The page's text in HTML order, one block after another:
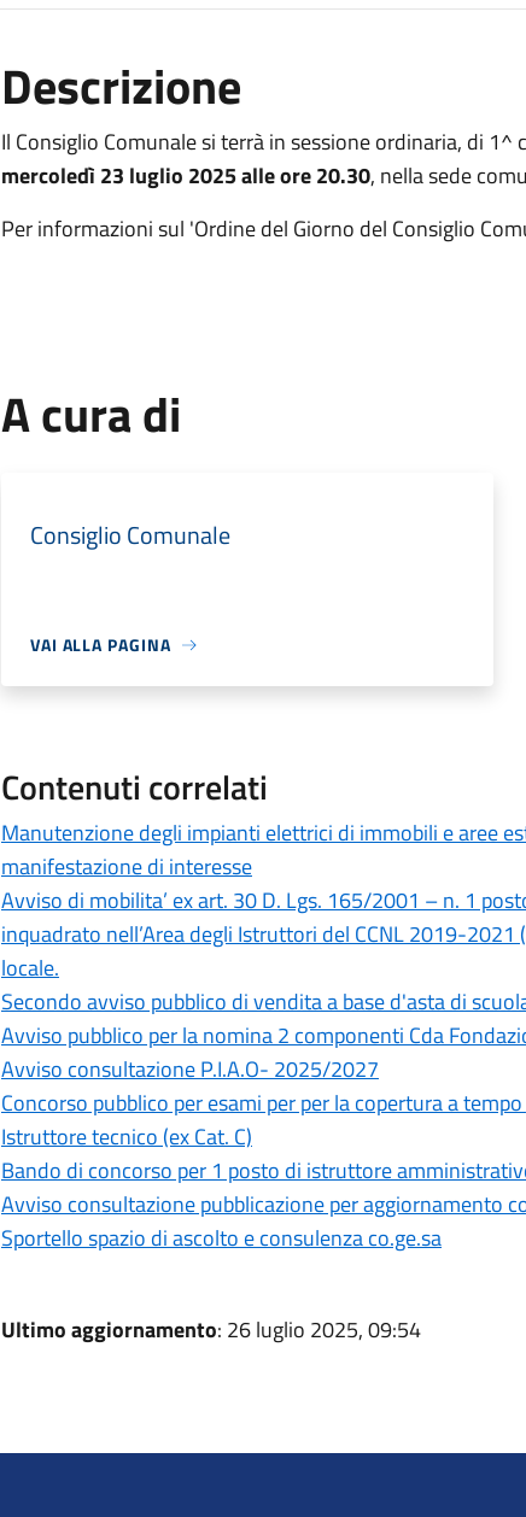
Descrizione
Il Consiglio Comunale si terrà in sessione ordinaria, di 1^
mercoledì 23 luglio 2025 alle ore 20.30, nella sede
Per informazioni sul 'Ordine del Giorno del Consiglio
A cura di
Consiglio Comunale
VAI ALLA PAGINA
Contenuti correlati
Manutenzione degli impianti elettrici di immobili e aree
manifestazione di interesse
Avviso di mobilita’ ex art. 30 D. Lgs. 165/2001 – n. 1
inquadrato nell’Area degli Istruttori del CCNL 2019-2021
locale.
Secondo avviso pubblico di vendita a base d'asta di
Avviso pubblico per la nomina 2 componenti Cda
Avviso consultazione P.I.A.O- 2025/2027
Concorso pubblico per esami per per la copertura a
Istruttore tecnico (ex Cat. C)
Bando di concorso per 1 posto di istruttore
Avviso consultazione pubblicazione per aggiornamento
Sportello spazio di ascolto e consulenza co.ge.sa
Ultimo aggiornamento: 26 luglio 2025, 09:54